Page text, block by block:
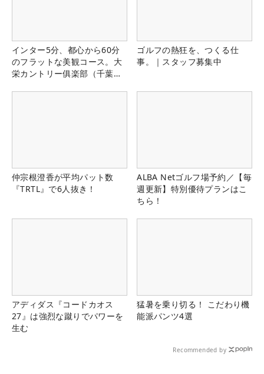
インター5分、都心から60分
のフラットな美観コース。大
栄カントリー俱楽部（千葉
ゴルフの熱狂を、つくる仕
事。｜スタッフ募集中
仲宗根澄香が平均パット数
『TRTL』で6人抜き！
ALBA Netゴルフ場予約／【毎
週更新】特別優待プランはこ
ちら！
アディダス『コードカオス
27』は強烈な蹴りでパワーを
生む
猛暑を乗り切る！ こだわり機
能派パンツ4選
Recommended by